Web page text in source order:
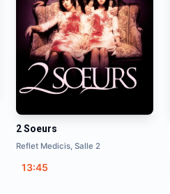
2 Soeurs
Reflet Medicis, Salle 2
13:45